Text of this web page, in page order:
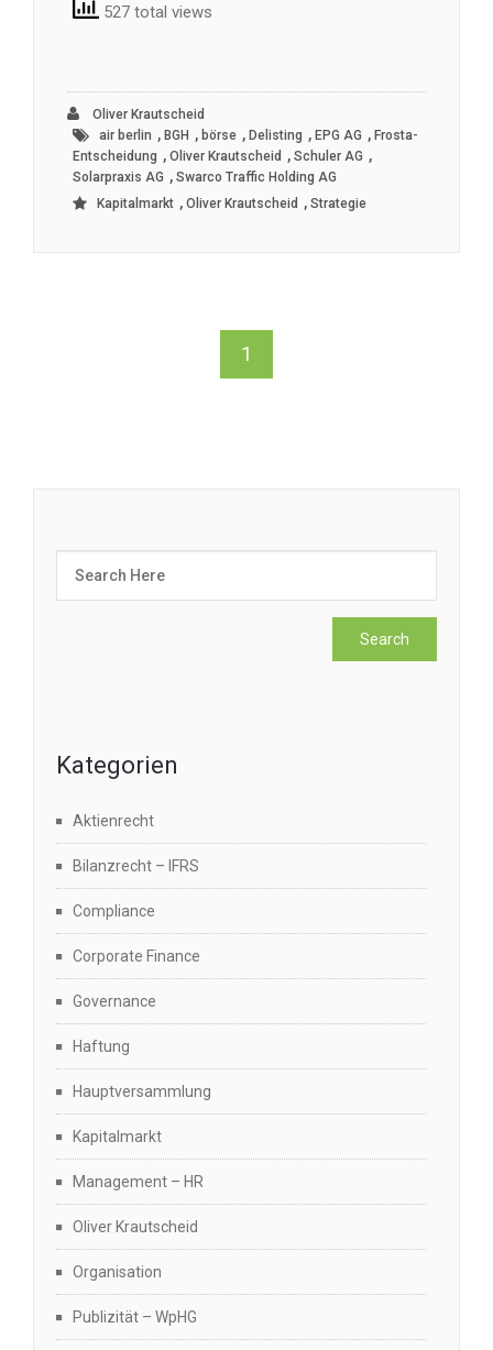
527 total views
Oliver Krautscheid
air berlin , BGH , börse , Delisting , EPG AG , Frosta-
Entscheidung , Oliver Krautscheid , Schuler AG ,
Solarpraxis AG , Swarco Traffic Holding AG
Kapitalmarkt , Oliver Krautscheid , Strategie
1
Kategorien
Aktienrecht
Bilanzrecht – IFRS
Compliance
Corporate Finance
Governance
Haftung
Hauptversammlung
Kapitalmarkt
Management – HR
Oliver Krautscheid
Organisation
Publizität – WpHG